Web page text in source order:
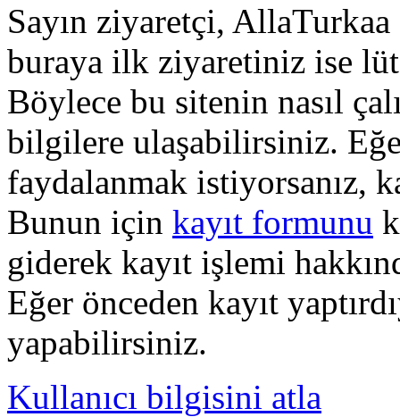
Sayın ziyaretçi,
buraya ilk ziyaretiniz ise
Böylece bu sitenin nasıl
bilgilere ulaşabilirsiniz.
faydalanmak istiyorsanız,
Bunun için kayıt formunu
giderek kayıt işlemi
Eğer önceden kayıt
yapabilirsiniz.
Kullanıcı bilgisini atla